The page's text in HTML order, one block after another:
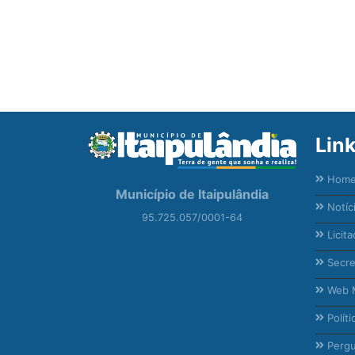
Município de Itaipulândia
95.725.057/0001-64
Home
Web